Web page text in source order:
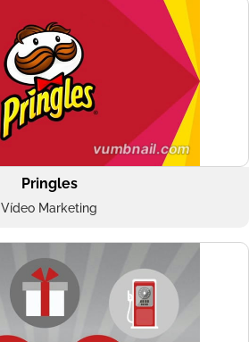
Pringles
Vídeo Marketing